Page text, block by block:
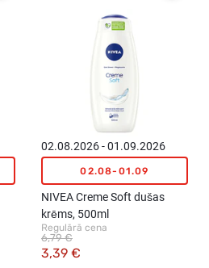
02.08.2026 - 01.09.2026
02.08-01.09
NIVEA Creme Soft dušas
krēms, 500ml
Regulārā cena
3,39 €
6,79 €